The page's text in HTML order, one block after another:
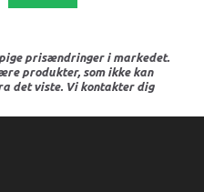
prisændringer i markedet.
produkter, som ikke kan
det viste. Vi kontakter dig